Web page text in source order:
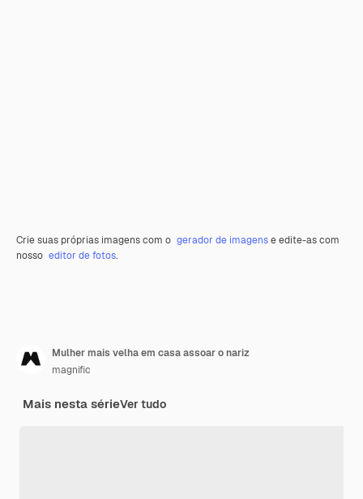
Crie suas próprias imagens com o gerador de imagense edite-as com
nosso editor de fotos.
Mulher mais velha em casa assoar o nariz
magnific
Mais nesta sérieVer tudo